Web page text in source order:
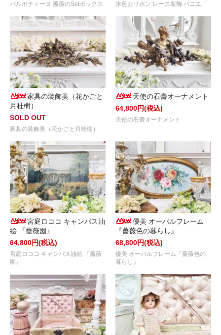
バルボティーヌ 薔薇のSelボックス 水色おリボン レース装飾 パニエ
家具の装飾美（花かごと
月桂樹）
SOLD OUT
家具の装飾美（花かごと月桂樹）
天使の石膏オーナメント
64,800円(税込)
天使の石膏オーナメント
宮庭ロココ キャンバス油
絵 『薔薇園』
64,800円(税込)
宮庭ロココ キャンバス油絵 『薔薇
園』
優美 オーバルフレーム
『薔薇色の暮らし』
68,800円(税込)
優美 オーバルフレーム『薔薇色の
暮らし』